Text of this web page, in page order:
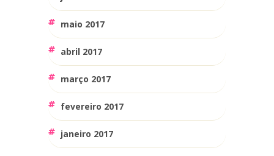
maio 2017
abril 2017
março 2017
fevereiro 2017
janeiro 2017